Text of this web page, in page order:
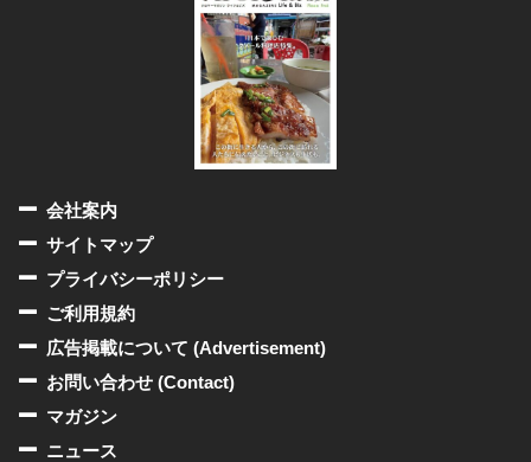
会社案内
サイトマップ
プライバシーポリシー
ご利用規約
広告掲載について (Advertisement)
お問い合わせ (Contact)
マガジン
ニュース